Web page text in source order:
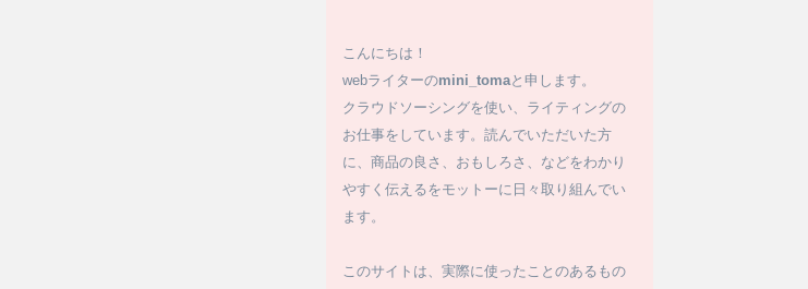
こんにちは！
webライターのmini_tomaと申します。
クラウドソーシングを使い、ライティングの
お仕事をしています。読んでいただいた方
に、商品の良さ、おもしろさ、などをわかり
やすく伝えるをモットーに日々取り組んでい
ます。
このサイトは、実際に使ったことのあるもの